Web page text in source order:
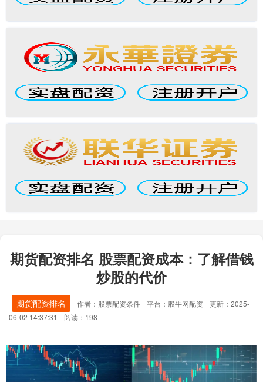
期货配资排名 股票配资成本：了解借钱
炒股的代价
期货配资排名 作者：股票配资条件 平台：股牛网配资
更新：2025-
06-02 14:37:31
阅读：198